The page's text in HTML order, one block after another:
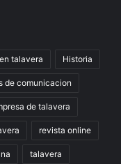
talavera Historia
de comunicacion
de talavera
revista online
talavera